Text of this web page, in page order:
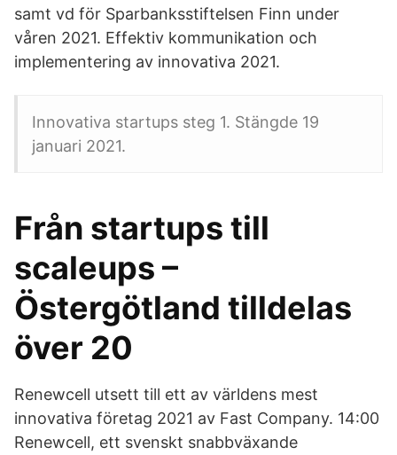
samt vd för Sparbanksstiftelsen Finn under
våren 2021. Effektiv kommunikation och
implementering av innovativa 2021.
Innovativa startups steg 1. Stängde 19
januari 2021.
Från startups till
scaleups –
Östergötland tilldelas
över 20
Renewcell utsett till ett av världens mest
innovativa företag 2021 av Fast Company. 14:00
Renewcell, ett svenskt snabbväxande